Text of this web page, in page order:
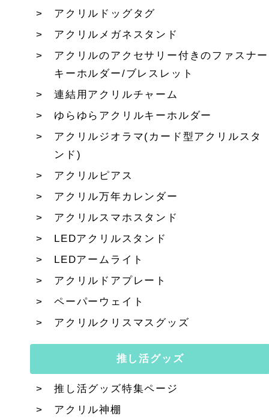
アクリルドッグタグ
アクリルメガネスタンド
アクリルのアクセサリー付きのファスナー
キーホルダー/ブレスレット
連結用アクリルチャーム
ゆらゆらアクリルキーホルダー
アクリルジオラマ(カード型アクリルスタ
ンド)
アクリルピアス
アクリル万年カレンダー
アクリルスマホスタンド
LEDアクリルスタンド
LEDアームライト
アクリルドアプレート
ペーパーウェイト
アクリルクリスマスグッズ
推し活グッズ
推し活グッズ特集ページ
アクリル神棚